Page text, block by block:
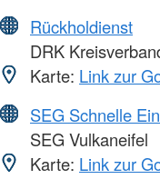
Rückholdienst
DRK
Karte: Link zur
SEG Schnelle
SEG Vulkaneifel
Karte: Link zur